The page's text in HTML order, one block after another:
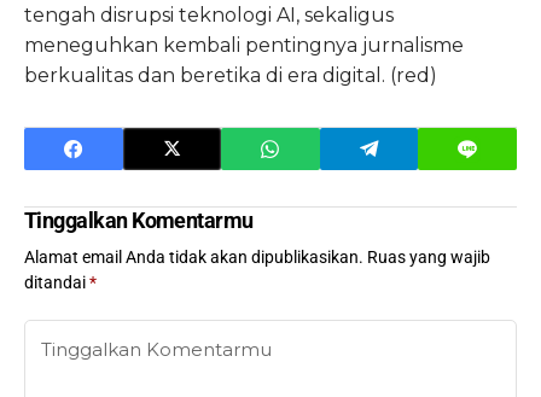
tengah disrupsi teknologi AI, sekaligus
meneguhkan kembali pentingnya jurnalisme
berkualitas dan beretika di era digital. (red)
Tinggalkan Komentarmu
Alamat email Anda tidak akan dipublikasikan. Ruas yang wajib
ditandai*